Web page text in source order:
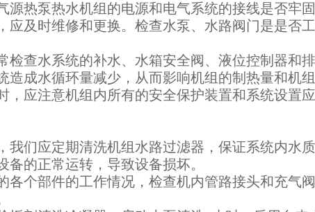
源热泵热水机组的电源和电气系统的接线是否牢
应及时维修和更换。检查水泵、水路阀门是是否
检查水系统的补水、水箱安全阀、液位控制器和
造成水循环量减少，从而影响机组的制热量和机组
，应注意机组内所有的安全保护装置和系统设置
我们应定期清洗机组水路过滤器，保证系统内水
备的正常运转，导致设备损坏。
各个部件的工作情况，检查机内管路接头和充气